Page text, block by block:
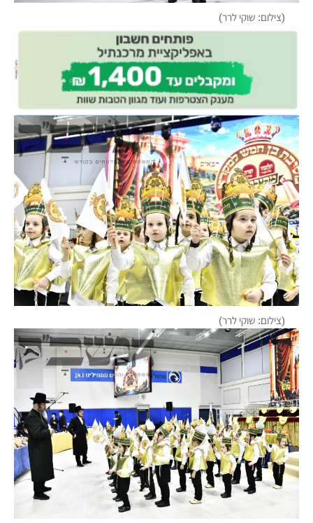
(צילום: שוקי לרר)
(צילום: שוקי לרר)